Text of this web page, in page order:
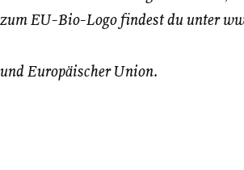
EU-Bio-Logo findest du unter
Europäischer Union.